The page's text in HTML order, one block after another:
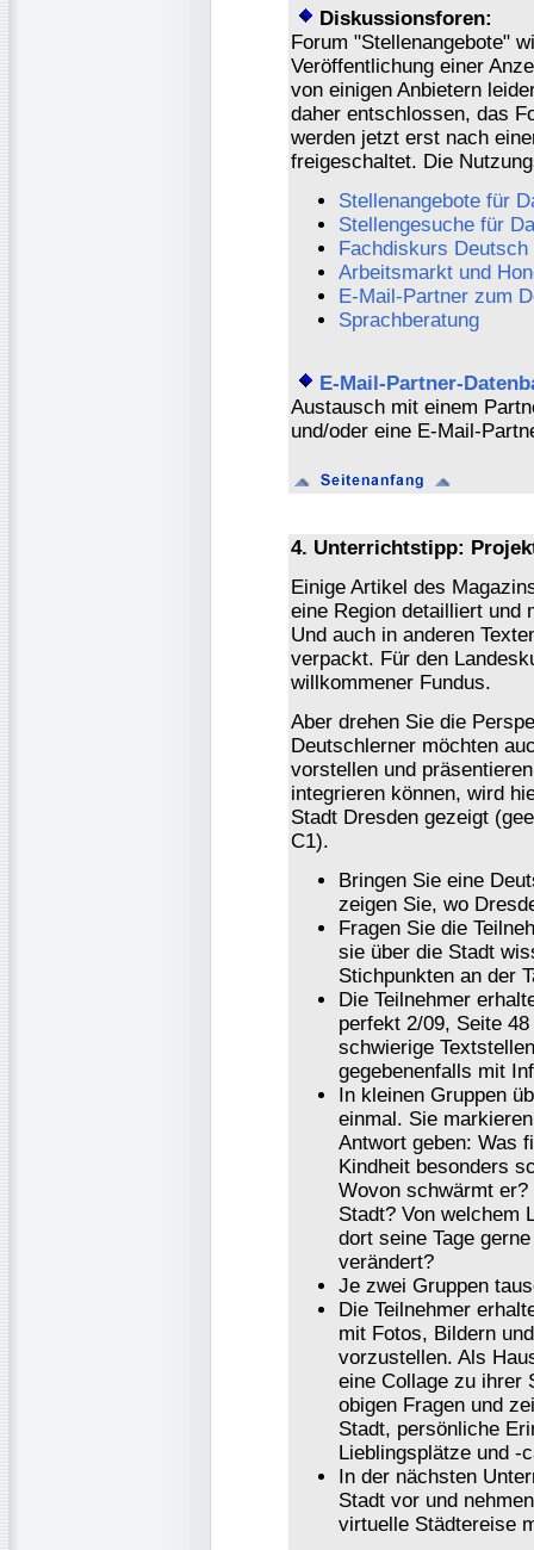
Diskussionsforen:
Forum "Stellenangebote"
Veröffentlichung einer
von einigen Anbietern
daher entschlossen, das
werden jetzt erst nach
freigeschaltet. Die
Stellenangebote für
Stellengesuche für
Fachdiskurs
Arbeitsmarkt und
E-Mail-Partner zum
Sprachberatung
E-Mail-Partner-
Austausch mit einem
und/oder eine E-Mail-
4. Unterrichtstipp:
Einige Artikel des
eine Region detailliert und
Und auch in anderen
verpackt. Für den
willkommener Fundus.
Aber drehen Sie die
Deutschlerner möchten
vorstellen und
integrieren können, wird
Stadt Dresden gezeigt
C1).
Bringen Sie eine
zeigen Sie, wo
Fragen Sie die
sie über die Stadt
Stichpunkten an der
Die Teilnehmer
perfekt 2/09, Seite
schwierige
gegebenenfalls mit
In kleinen Gruppen
einmal. Sie
Antwort geben: Was
Kindheit besonders
Wovon schwärmt
Stadt? Von welchem
dort seine Tage
verändert?
Je zwei Gruppen
Die Teilnehmer
mit Fotos, Bildern
vorzustellen. Als
eine Collage zu ihrer
obigen Fragen und
Stadt, persönliche
Lieblingsplätze und
In der nächsten
Stadt vor und
virtuelle Städtereise